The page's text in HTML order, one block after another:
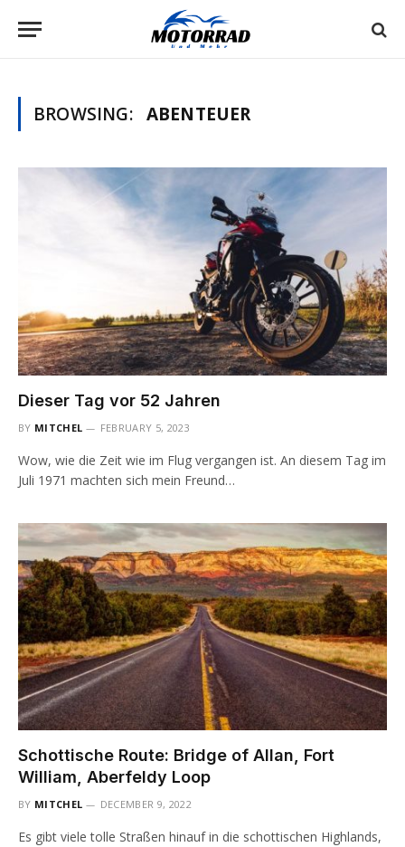
BROWSING: ABENTEUER
Dieser Tag vor 52 Jahren
BY MITCHEL FEBRUARY 5, 2023
Wow, wie die Zeit wie im Flug vergangen ist. An diesem Tag im
Juli 1971 machten sich mein Freund…
Schottische Route: Bridge of Allan, Fort
William, Aberfeldy Loop
BY MITCHEL DECEMBER 9, 2022
Es gibt viele tolle Straßen hinauf in die schottischen Highlands,